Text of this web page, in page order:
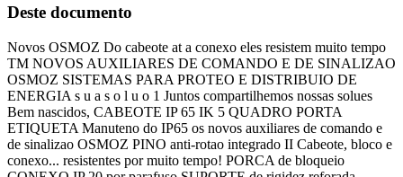
Deste documento
Novos OSMOZ Do cabeote at a conexo eles resistem muito tempo
TM NOVOS AUXILIARES DE COMANDO E DE SINALIZAO
OSMOZ SISTEMAS PARA PROTEO E DISTRIBUIO DE
ENERGIA s u a s o l u o 1 Juntos compartilhemos nossas solues
Bem nascidos, CABEOTE IP 65 IK 5 QUADRO PORTA
ETIQUETA Manuteno do IP65 os novos auxiliares de comando e
de sinalizao OSMOZ PINO anti-rotao integrado II Cabeote, bloco e
conexo... resistentes por muito tempo! PORCA de bloqueio